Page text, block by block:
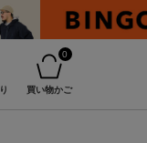
0
買い物かご